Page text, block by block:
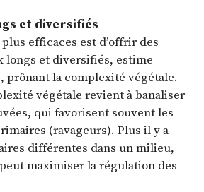
et diversifiés
efficaces est d’offrir des
longs et diversifiés, estime
prônant la complexité végétale.
végétale revient à banaliser
qui favorisent souvent les
(ravageurs). Plus il y a
différentes dans un milieu,
maximiser la régulation des